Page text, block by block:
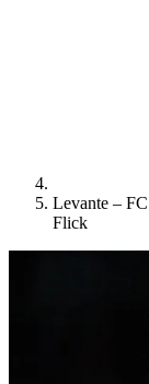
Levante –
Flick